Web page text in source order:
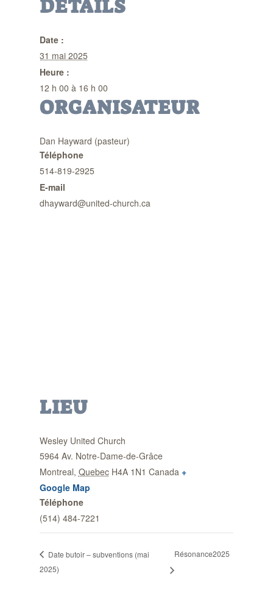
DÉTAILS
Date :
31 mai 2025
Heure :
12 h 00 à 16 h 00
ORGANISATEUR
Dan Hayward (pasteur)
Téléphone
514-819-2925
E-mail
dhayward@united-church.ca
LIEU
Wesley United Church
5964 Av. Notre-Dame-de-Grâce
Montreal, Quebec H4A 1N1 Canada +
Google Map
Téléphone
(514) 484-7221
Date butoir – subventions (mai
2025)
Résonance2025